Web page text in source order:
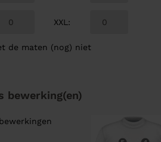
XXL :
de maten (nog) niet
bewerking(en)